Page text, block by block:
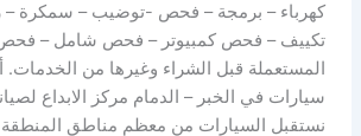
كهرباء – برمجة – فحص -توضيب – سمكرة –
تكييف – فحص كمبيوتر – فحص شامل – فحص
المستعملة قبل الشراء وغيرها من
سيارات في الخبر – الدمام مركز الابداع
نستقبل السيارات من معظم مناطق